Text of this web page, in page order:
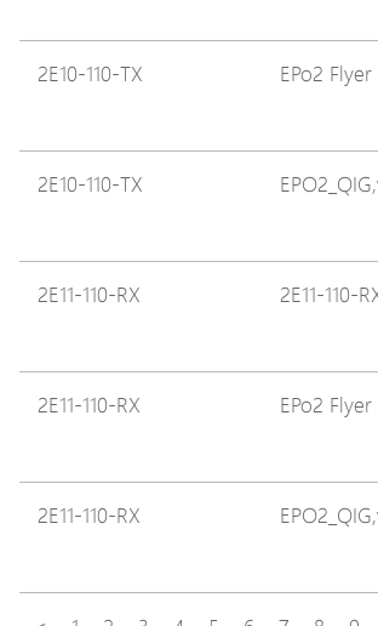
2E10-110-TX
EPo2
2E10-110-TX
2E11-110-RX
2E11-110-
2E11-110-RX
EPo2
2E11-110-RX